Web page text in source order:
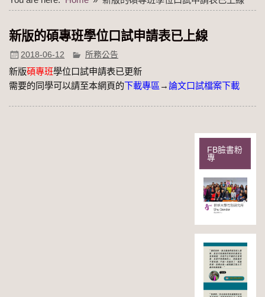
新版的碩專班學位口試申請表已上線
2018-06-12 所務公告
新版碩專班學位口試申請表已更新
需要的同學可以請至本網頁的下載專區 →論文口試檔案下載
FB臉書粉
專